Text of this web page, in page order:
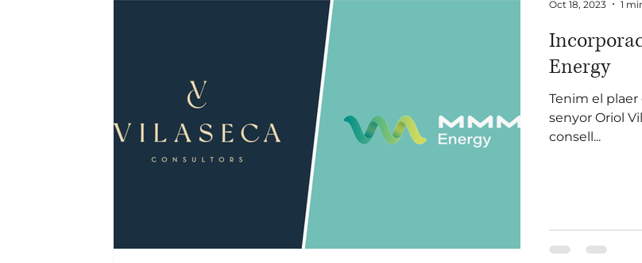
Energy
Tenim el
senyor Oriol Vilaseca, ha estat escollit
consell...
Oct 18, 2023 1